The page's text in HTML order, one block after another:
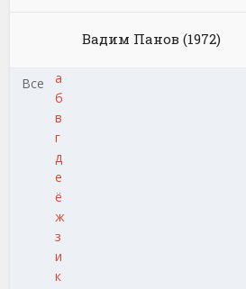
Вадим Панов (1972)
Все
а
б
в
г
д
е
ё
ж
з
и
к